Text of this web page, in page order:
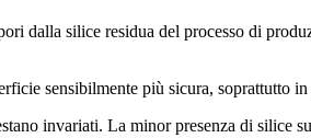
dalla silice residua del processo di
sensibilmente più sicura, soprattutto in
invariati. La minor presenza di silice